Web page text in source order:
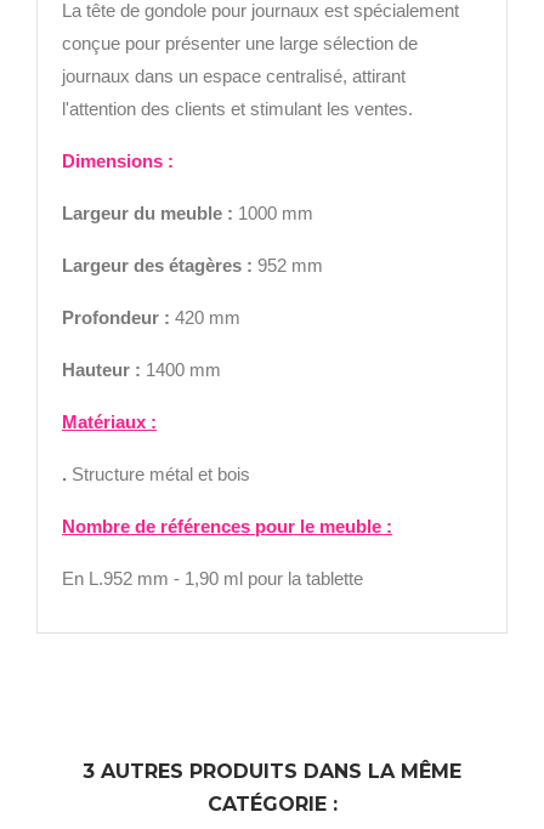
La tête de gondole pour journaux est spécialement
conçue pour présenter une large sélection de
journaux dans un espace centralisé, attirant
l'attention des clients et stimulant les ventes.
Dimensions :
Largeur du meuble : 1000 mm
Largeur des étagères : 952 mm
Profondeur : 420 mm
Hauteur : 1400 mm
Matériaux :
. Structure métal et bois
Nombre de références pour le meuble :
En L.952 mm - 1,90 ml pour la tablette
3 AUTRES PRODUITS DANS LA MÊME
CATÉGORIE :